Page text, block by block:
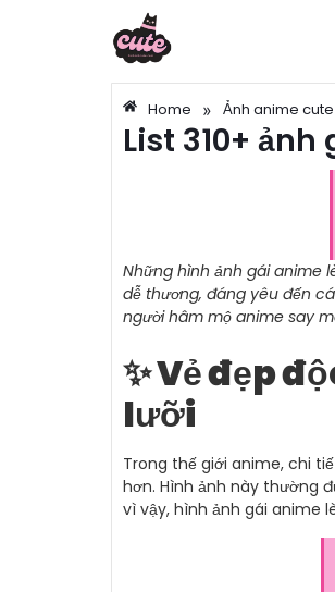
Home » Ảnh anime cute
List 310+
Những hình ảnh gái anime
dễ thương, đáng yêu đến
người hâm mộ anime say
✨ Vẻ đẹp
lưỡi
Trong thế giới anime, chi
hơn. Hình ảnh này thường
vì vậy, hình ảnh gái anime